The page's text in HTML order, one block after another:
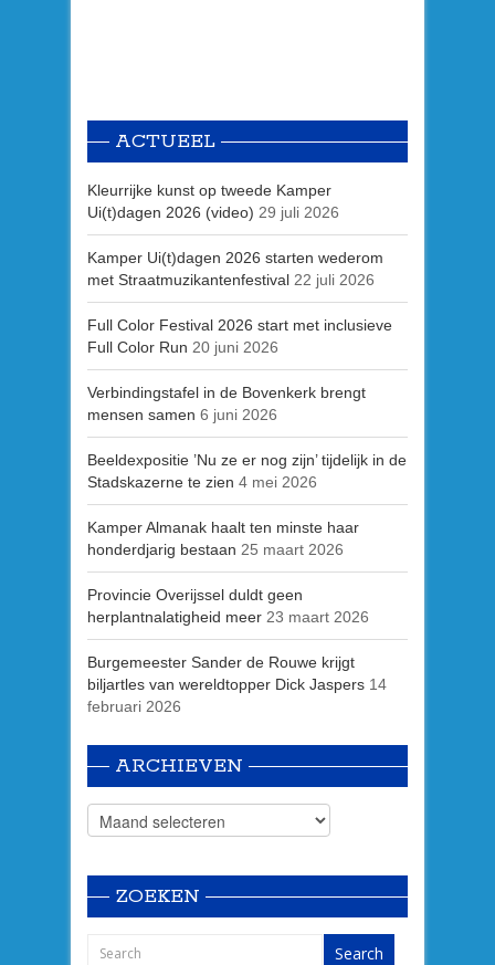
ACTUEEL
Kleurrijke kunst op tweede Kamper
Ui(t)dagen 2026 (video) 29 juli 2026
Kamper Ui(t)dagen 2026 starten wederom
met Straatmuzikantenfestival 22 juli 2026
Full Color Festival 2026 start met inclusieve
Full Color Run 20 juni 2026
Verbindingstafel in de Bovenkerk brengt
mensen samen 6 juni 2026
Beeldexpositie ’Nu ze er nog zijn’ tijdelijk in de
Stadskazerne te zien 4 mei 2026
Kamper Almanak haalt ten minste haar
honderdjarig bestaan 25 maart 2026
Provincie Overijssel duldt geen
herplantnalatigheid meer 23 maart 2026
Burgemeester Sander de Rouwe krijgt
biljartles van wereldtopper Dick Jaspers 14
februari 2026
ARCHIEVEN
ZOEKEN